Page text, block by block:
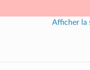
Afficher la